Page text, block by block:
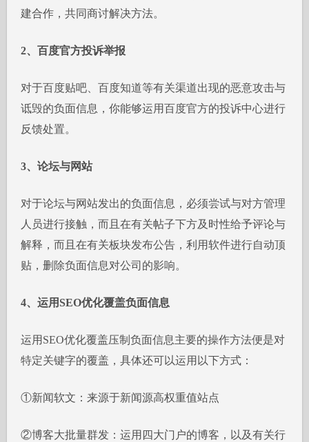
建合作，共同商讨解决方法。
2、百度官方投诉举报
对于百度贴吧、百度知道等有关渠道出现的恶意攻击与
诋毁的负面信息，你能够运用百度官方的投诉中心进行
反馈处置。
3、论坛与网站
对于论坛与网站发出的负面信息，必须尝试与对方管理
人员进行接触，而且在有关帖子下方及时性给予评论与
解释，而且在有关板块发布公告，利用软件进行自动顶
贴，删除负面信息对公司的影响。
4、运用SEO优化覆盖负面信息
运用SEO优化覆盖压制负面信息主要的操作方法便是对
特定关键字的覆盖，具体还可以运用以下方式：
①新闻软文：来源于新闻源高权重值站点
②博客大批量群发：运用四大门户的博客，以及有关行